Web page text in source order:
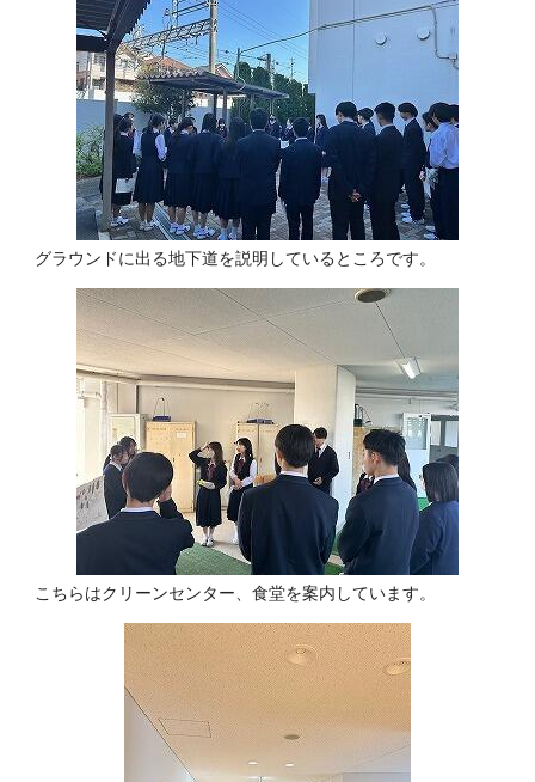
グラウンドに出る地下道を説明しているところです。
こちらはクリーンセンター、食堂を案内しています。